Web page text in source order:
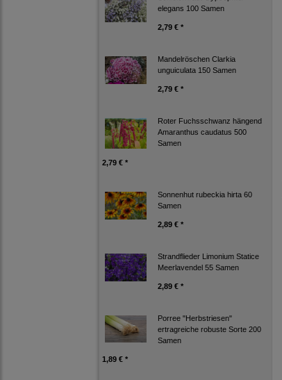
elegans 100 Samen
2,79 € *
Mandelröschen Clarkia
unguiculata 150 Samen
2,79 € *
Roter Fuchsschwanz hängend
Amaranthus caudatus 500
Samen
2,79 € *
Sonnenhut rubeckia hirta 60
Samen
2,89 € *
Strandflieder Limonium Statice
Meerlavendel 55 Samen
2,89 € *
Porree "Herbstriesen"
ertragreiche robuste Sorte 200
Samen
1,89 € *